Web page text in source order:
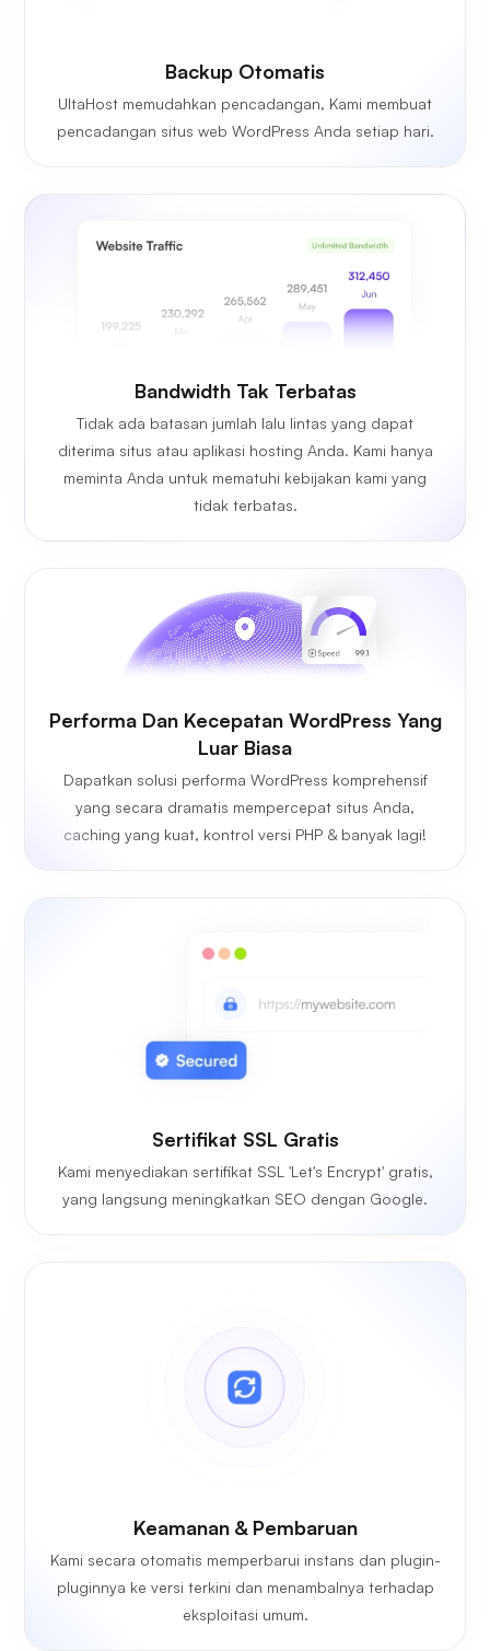
Backup Otomatis
UltaHost memudahkan pencadangan, Kami membuat
pencadangan situs web WordPress Anda setiap hari.
Bandwidth Tak Terbatas
Tidak ada batasan jumlah lalu lintas yang dapat
diterima situs atau aplikasi hosting Anda. Kami hanya
meminta Anda untuk mematuhi kebijakan kami yang
tidak terbatas.
Performa Dan Kecepatan WordPress Yang
Luar Biasa
Dapatkan solusi performa WordPress komprehensif
yang secara dramatis mempercepat situs Anda,
caching yang kuat, kontrol versi PHP & banyak lagi!
Sertifikat SSL Gratis
Kami menyediakan sertifikat SSL 'Let's Encrypt' gratis,
yang langsung meningkatkan SEO dengan Google.
Keamanan & Pembaruan
Kami secara otomatis memperbarui instans dan plugin-
pluginnya ke versi terkini dan menambalnya terhadap
eksploitasi umum.